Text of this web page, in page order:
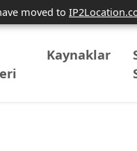
moved to
Kaynaklar